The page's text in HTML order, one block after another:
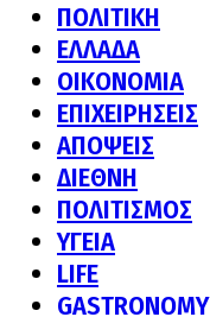
ΠΟΛΙΤΙΚΗ
ΕΛΛΑΔΑ
ΟΙΚΟΝΟΜΙΑ
ΕΠΙΧΕΙΡΗΣΕΙΣ
ΑΠΟΨΕΙΣ
ΔΙΕΘΝΗ
ΠΟΛΙΤΙΣΜΟΣ
ΥΓΕΙΑ
LIFE
GASTRONOMY